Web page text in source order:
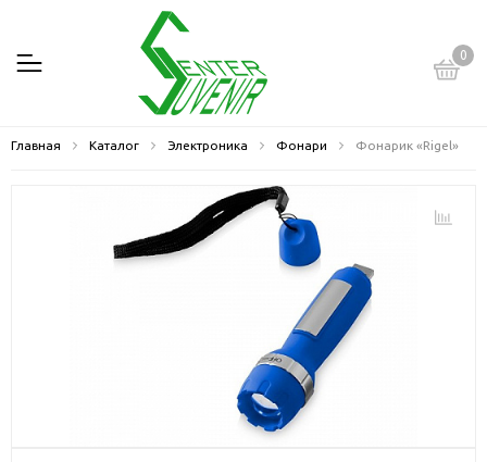
0
Главная Каталог Электроника Фонари Фонарик «Rigel»